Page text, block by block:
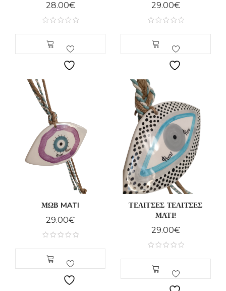
28.00€ 29.00€
ΜΩΒ MATI
29.00€
ΤΕΛΙΤΣΕΣ ΤΕΛΙΤΣΕΣ
ΜΑΤΙ!
29.00€